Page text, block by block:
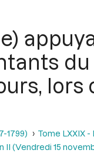
1799)
Tome LXXIX -
II (Vendredi 15